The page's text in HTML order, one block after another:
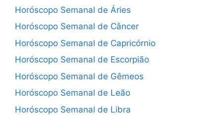
Horóscopo Semanal de Áries
Horóscopo Semanal de Câncer
Horóscopo Semanal de Capricórnio
Horóscopo Semanal de Escorpião
Horóscopo Semanal de Gêmeos
Horóscopo Semanal de Leão
Horóscopo Semanal de Libra